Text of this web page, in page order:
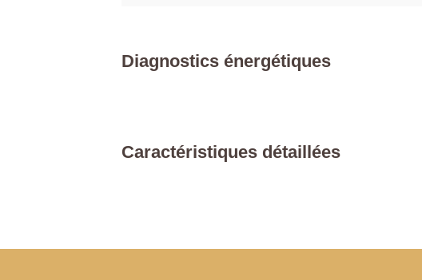
Diagnostics énergétiques
Caractéristiques détaillées